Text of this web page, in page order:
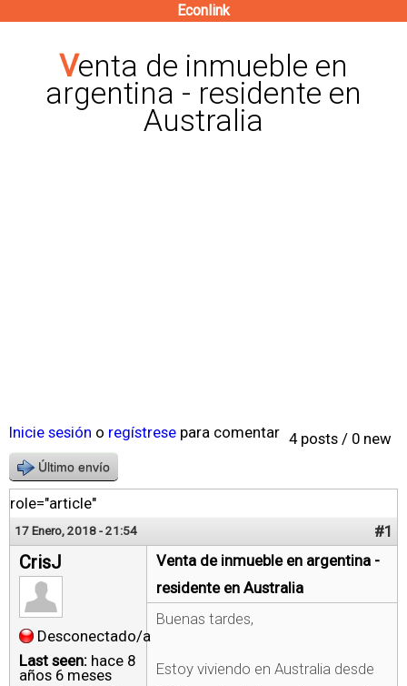
contenido
principal
Econlink
Venta de inmueble en
argentina - residente en
Australia
4 posts / 0 new
Inicie sesión o regístrese para comentar
Último envío
role="article"
17 Enero, 2018 - 21:54 #1
CrisJ
Desconectado/a
Last seen: hace 8
años 6 meses
Venta de inmueble en argentina -
residente en Australia
Buenas tardes,
Estoy viviendo en Australia desde